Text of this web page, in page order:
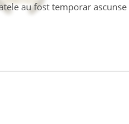
au fost temporar